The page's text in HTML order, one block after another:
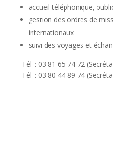
accueil téléphonique,
gestion des ordres de
internationaux
suivi des voyages et
Tél. : 03 81 65 74 72
Tél. : 03 80 44 89 74